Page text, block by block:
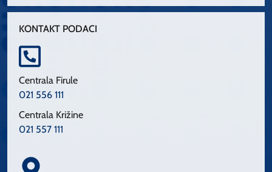
KONTAKT PODACI
Centrala Firule
021 556 111
Centrala Križine
021 557 111